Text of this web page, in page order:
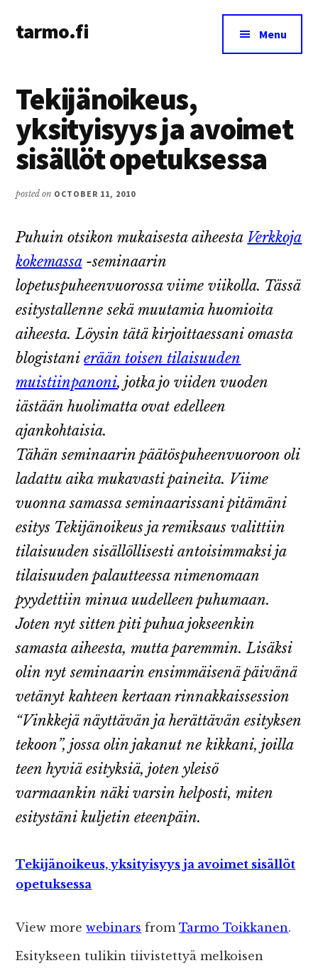
main
primary
menu
tarmo.fi
on
education,
technology,
psychology,
and
life
Menu
Tekijänoikeus,
yksityisyys ja avoimet
sisällöt opetuksessa
posted on OCTOBER 11, 2010
Puhuin otsikon mukaisesta aiheesta Verkkoja
kokemassa-seminaarin
lopetuspuheenvuorossa viime viikolla. Tässä
esitystallenne sekä muutamia huomioita
aiheesta. Löysin tätä kirjoittaessani omasta
blogistanierään toisen tilaisuuden
muistiinpanoni, jotka jo viiden vuoden
iästään huolimatta ovat edelleen
ajankohtaisia.
Tähän seminaarin päätöspuheenvuoroon oli
ladattu aika mukavasti paineita. Viime
vuonna samassa seminaarissani pitämäni
esitys Tekijänoikeus ja remiksaus valittiin
tilaisuuden sisällöllisesti antoisimmaksi ja
tilaisuuden palautteessa nimenomaan
pyydettiin minua uudelleen puhumaan.
Joten nyt sitten piti puhua jokseenkin
samasta aiheesta, mutta paremmin. Lisäksi
olin nyt seminaarin ensimmäisenä päivänä
vetänyt kahteen kertaan rinnakkaissession
“Vinkkejä näyttävän ja herättävän esityksen
tekoon”, jossa olin jakanut ne kikkani, joilla
teen hyviä esityksiä, joten yleisö
varmaankin näki varsin helposti, miten
esitystäni kuljetin eteenpäin.
Tekijänoikeus, yksityisyys ja avoimet sisällöt
opetuksessa
View morewebinars fromTarmo Toikkanen.
Esitykseen tulikin tiivistettyä melkoisen